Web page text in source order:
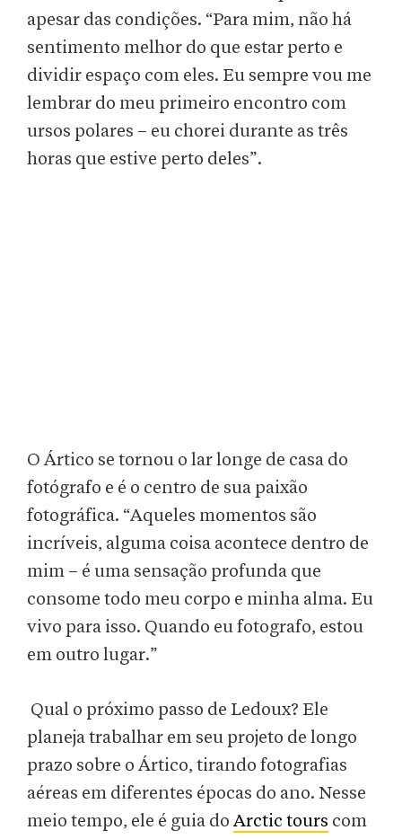
apesar das condições. “Para mim, não há
sentimento melhor do que estar perto e
dividir espaço com eles. Eu sempre vou me
lembrar do meu primeiro encontro com
ursos polares – eu chorei durante as três
horas que estive perto deles”.
O Ártico se tornou o lar longe de casa do
fotógrafo e é o centro de sua paixão
fotográfica. “Aqueles momentos são
incríveis, alguma coisa acontece dentro de
mim – é uma sensação profunda que
consome todo meu corpo e minha alma. Eu
vivo para isso. Quando eu fotografo, estou
em outro lugar.”
Qual o próximo passo de Ledoux? Ele
planeja trabalhar em seu projeto de longo
prazo sobre o Ártico, tirando fotografias
aéreas em diferentes épocas do ano. Nesse
meio tempo, ele é guia do Arctic tours com